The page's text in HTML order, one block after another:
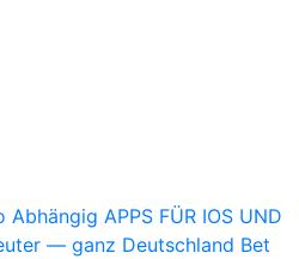
Abhängig APPS FÜR IOS UND
— ganz Deutschland Bet